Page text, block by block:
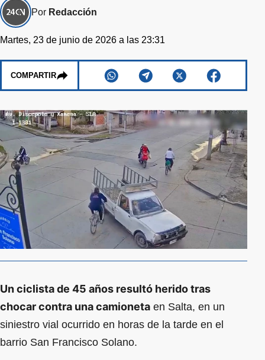
Por Redacción
Martes, 23 de junio de 2026 a las 23:31
COMPARTIR
Un ciclista de 45 años resultó herido tras
chocar contra una camioneta en Salta, en un
siniestro vial ocurrido en horas de la tarde en el
barrio San Francisco Solano.